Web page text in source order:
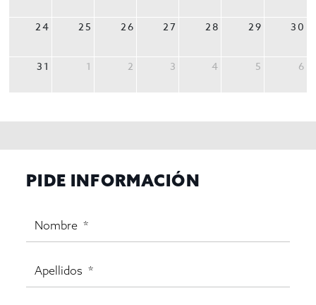
24 25 26 27 28 29 30
31 1 2 3 4 5 6
PIDE INFORMACIÓN